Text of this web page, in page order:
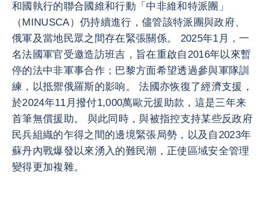
和國執行的聯合國維和行動「中非維和特派團」
（MINUSCA）仍持續進行，儘管該特派團與政府、
俄軍及當地民眾之間存在緊張關係。 2025年1月，一
名法國軍官受邀造訪班吉，旨在重啟自2016年以來暫
停的法中非軍事合作；巴黎方面希望透過參與軍隊訓
練，以抵禦俄羅斯的影响。 法國亦恢復了經濟支援，
於2024年11月撥付1,000萬歐元援助款，這是三年来
首筆無償援助。 與此同時，與被指控支持某些反政府
民兵組織的乍得之間的邊境緊張局勢，以及自2023年
蘇丹內戰爆發以來湧入的難民潮，正使區域安全管理
變得更加複雜。